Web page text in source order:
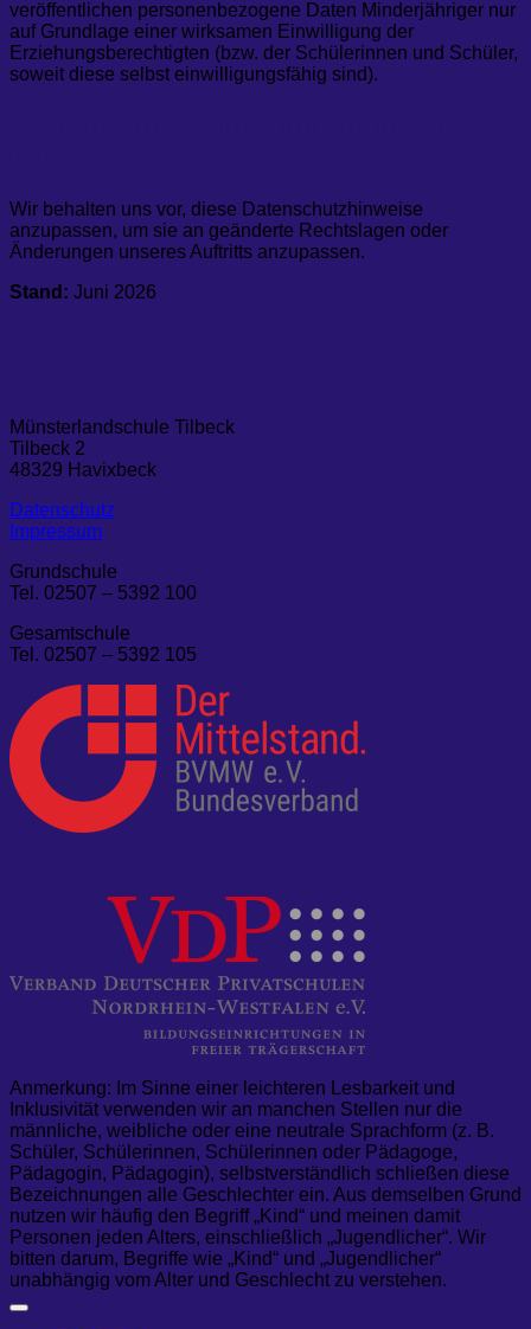
veröffentlichen personenbezogene Daten Minderjähriger nur
auf Grundlage einer wirksamen Einwilligung der
Erziehungsberechtigten (bzw. der Schülerinnen und Schüler,
soweit diese selbst einwilligungsfähig sind).
Wir behalten uns vor, diese Datenschutzhinweise
anzupassen, um sie an geänderte Rechtslagen oder
Änderungen unseres Auftritts anzupassen.
Stand: Juni 2026
Münsterlandschule Tilbeck
Tilbeck 2
48329 Havixbeck
Datenschutz
Impressum
Grundschule
Tel. 02507 – 5392 100
Gesamtschule
Tel. 02507 – 5392 105
Anmerkung: Im Sinne einer leichteren Lesbarkeit und
Inklusivität verwenden wir an manchen Stellen nur die
männliche, weibliche oder eine neutrale Sprachform (z. B.
Schüler, Schülerinnen, Schülerinnen oder Pädagoge,
Pädagogin, Pädagogin), selbstverständlich schließen diese
Bezeichnungen alle Geschlechter ein. Aus demselben Grund
nutzen wir häufig den Begriff „Kind“ und meinen damit
Personen jeden Alters, einschließlich „Jugendlicher“. Wir
bitten darum, Begriffe wie „Kind“ und „Jugendlicher“
unabhängig vom Alter und Geschlecht zu verstehen.